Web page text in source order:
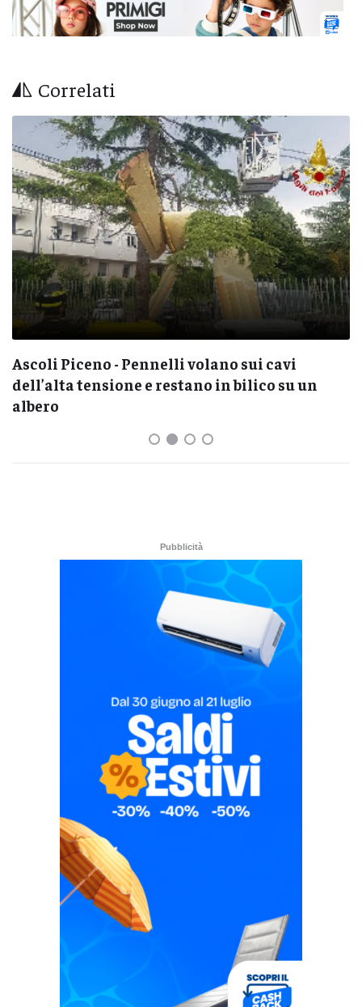
Correlati
Ascoli Piceno - Pennelli volano sui cavi
dell’alta tensione e restano in bilico su un
albero
Pubblicità